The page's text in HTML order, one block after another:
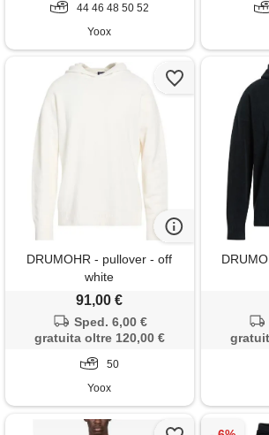
44 46 48 50 52
Yoox
DRUMOHR - pullover - off
white
91,00 €
Sped. 6,00 €
gratuita oltre 120,00 €
50
Yoox